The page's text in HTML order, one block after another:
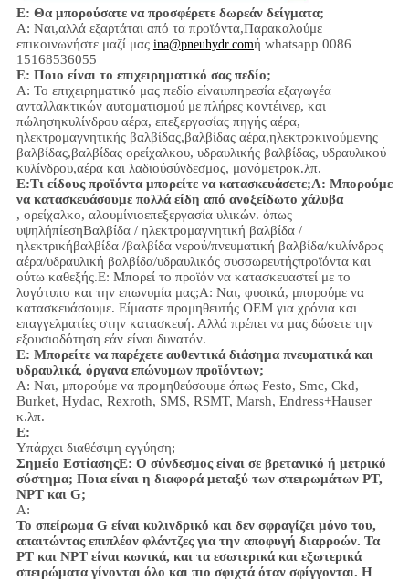
Ε: Θα μπορούσατε να προσφέρετε δωρεάν δείγματα;
Α: Ναι,αλλά εξαρτάται από τα προϊόντα,Παρακαλούμε
επικοινωνήστε μαζί μας ina@pneuhydr.comή whatsapp 0086
15168536055
Ε: Ποιο είναι το επιχειρηματικό σας πεδίο;
Α: Το επιχειρηματικό μας πεδίο είναιυπηρεσία εξαγωγέα
ανταλλακτικών αυτοματισμού με πλήρες κοντέινερ, και
πώλησηκυλίνδρου αέρα, επεξεργασίας πηγής αέρα,
ηλεκτρομαγνητικής βαλβίδας,βαλβίδας αέρα,ηλεκτροκινούμενης
βαλβίδας,βαλβίδας ορείχαλκου, υδραυλικής βαλβίδας, υδραυλικού
κυλίνδρου,αέρα και λαδιούσύνδεσμος, μανόμετροκ.λπ.
Ε:Τι είδους προϊόντα μπορείτε να κατασκευάσετε;Α: Μπορούμε
να κατασκευάσουμε πολλά είδη από ανοξείδωτο χάλυβα
, ορείχαλκο, αλουμίνιοεπεξεργασία υλικών. όπως
υψηλήπίεσηΒαλβίδα / ηλεκτρομαγνητική βαλβίδα /
ηλεκτρικήβαλβίδα /βαλβίδα νερού/πνευματική βαλβίδα/κυλίνδρος
αέρα/υδραυλική βαλβίδα/υδραυλικός συσσωρευτήςπροϊόντα και
ούτω καθεξής.Ε: Μπορεί το προϊόν να κατασκευαστεί με το
λογότυπο και την επωνυμία μας;Α: Ναι, φυσικά, μπορούμε να
κατασκευάσουμε. Είμαστε προμηθευτής OEM για χρόνια και
επαγγελματίες στην κατασκευή. Αλλά πρέπει να μας δώσετε την
εξουσιοδότηση εάν είναι δυνατόν.
Ε: Μπορείτε να παρέχετε αυθεντικά διάσημα πνευματικά και
υδραυλικά, όργανα επώνυμων προϊόντων;
Α: Ναι, μπορούμε να προμηθεύσουμε όπως Festo, Smc, Ckd,
Burket, Hydac, Rexroth, SMS, RSMT, Marsh, Endress+Hauser
κ.λπ.
Ε:
Υπάρχει διαθέσιμη εγγύηση;
Σημείο ΕστίασηςΕ: Ο σύνδεσμος είναι σε βρετανικό ή μετρικό
σύστημα; Ποια είναι η διαφορά μεταξύ των σπειρωμάτων PT,
NPT και G;
Α:
Το σπείρωμα G είναι κυλινδρικό και δεν σφραγίζει μόνο του,
απαιτώντας επιπλέον φλάντζες για την αποφυγή διαρροών. Τα
PT και NPT είναι κωνικά, και τα εσωτερικά και εξωτερικά
σπειρώματα γίνονται όλο και πιο σφιχτά όταν σφίγγονται. Η